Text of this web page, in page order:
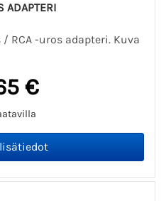
ADAPTERI
/ RCA -uros adapteri. Kuva
€